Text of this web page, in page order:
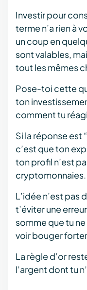
Investir pour
terme n’a rien à
un coup en
sont valables,
tout les mêmes
Pose-toi cette
ton
comment tu
Si la réponse est
c’est que ton
ton profil n’est
cryptomonnaies.
L’idée n’est pas
t’éviter une
somme que tu
voir bouger
La règle d’or
l’argent dont tu